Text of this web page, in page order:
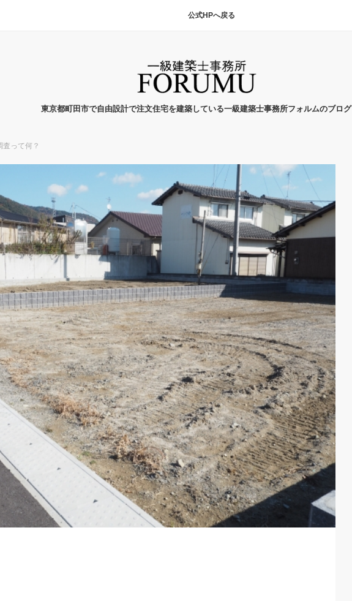
公式HPへ戻る
東京都町田市で自由設計で注文住宅を建築している一級建築士事務所フォルムのブログ
査って何？